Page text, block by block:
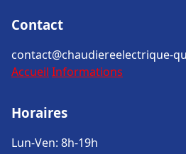
Contact
contact@chaudiereelectrique-
Accueil Informations
Horaires
Lun-Ven: 8h-19h